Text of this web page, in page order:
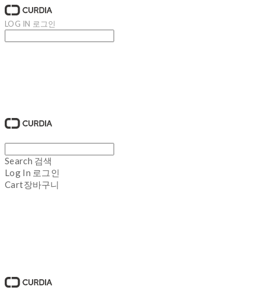
LOG IN 로그인
Search 검색
Log In 로그인
Cart장바구니